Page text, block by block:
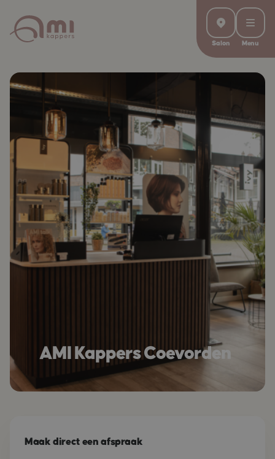
Salon Menu
AMI Kappers Coevorden
Maak direct een afspraak